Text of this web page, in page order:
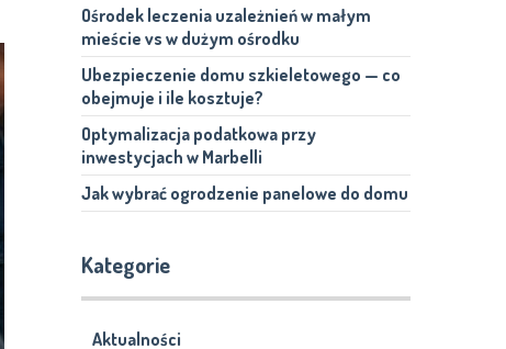
Ośrodek leczenia uzależnień w małym
mieście vs w dużym ośrodku
Ubezpieczenie domu szkieletowego — co
obejmuje i ile kosztuje?
Optymalizacja podatkowa przy
inwestycjach w Marbelli
Jak wybrać ogrodzenie panelowe do domu
Kategorie
Aktualności